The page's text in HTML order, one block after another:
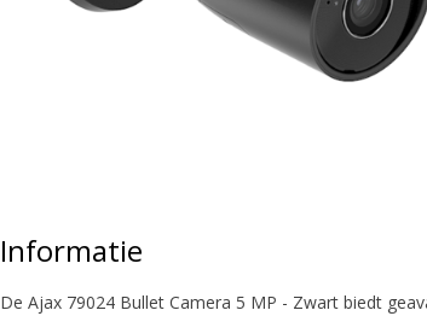
Informatie
De Ajax 79024 Bullet Camera 5 MP - Zwart biedt